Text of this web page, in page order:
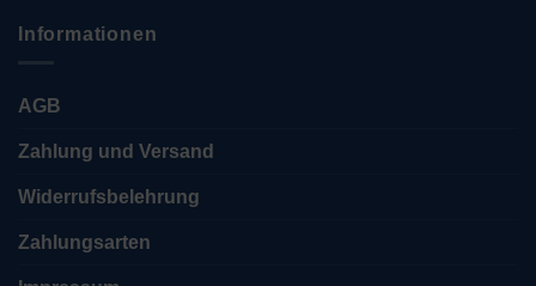
Informationen
AGB
Zahlung und Versand
Widerrufsbelehrung
Zahlungsarten